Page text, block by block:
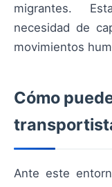
migrantes.
necesidad de
movimientos
Cómo
Ante este